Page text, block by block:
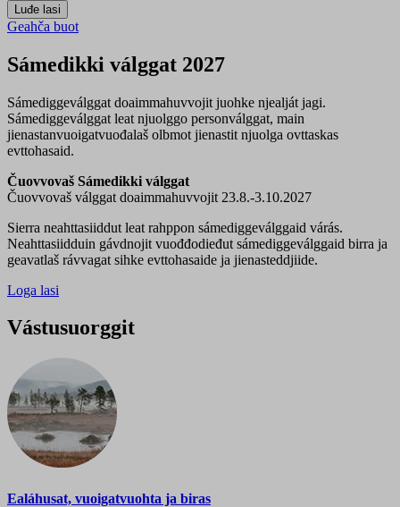
Geahča buot
Sámedikki válggat 2027
Sámediggeválggat doaimmahuvvojit juohke njealját jagi.
Sámediggeválggat leat njuolggo personválggat, main
jienastanvuoigatvuođalaš olbmot jienastit njuolga ovttaskas
evttohasaid.
Čuovvovaš Sámedikki válggat
Čuovvovaš válggat doaimmahuvvojit 23.8.-3.10.2027
Sierra neahttasiiddut leat rahppon sámediggeválggaid várás.
Neahttasiidduin gávdnojit vuođđodieđut sámediggeválggaid birra ja
geavatlaš rávvagat sihke evttohasaide ja jienasteddjiide.
Loga lasi
Vástusuorggit
Ealáhusat, vuoigatvuohta ja biras